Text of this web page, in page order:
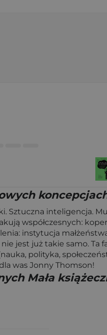
Sztuczna inteligencja.
współczesnych:
instytucja
jest już takie samo. Ta
polityka,
was Jonny Thomson!
Mała